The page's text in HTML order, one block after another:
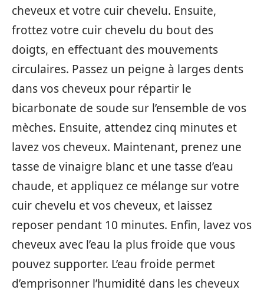
cheveux et votre cuir chevelu. Ensuite,
frottez votre cuir chevelu du bout des
doigts, en effectuant des mouvements
circulaires. Passez un peigne à larges dents
dans vos cheveux pour répartir le
bicarbonate de soude sur l’ensemble de vos
mèches. Ensuite, attendez cinq minutes et
lavez vos cheveux. Maintenant, prenez une
tasse de vinaigre blanc et une tasse d’eau
chaude, et appliquez ce mélange sur votre
cuir chevelu et vos cheveux, et laissez
reposer pendant 10 minutes. Enfin, lavez vos
cheveux avec l’eau la plus froide que vous
pouvez supporter. L’eau froide permet
d’emprisonner l’humidité dans les cheveux